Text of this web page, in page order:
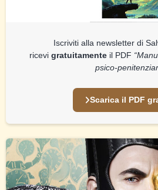
Iscriviti alla newsletter di
ricevi gratuitamente il PDF
psico-
Scarica il PDF